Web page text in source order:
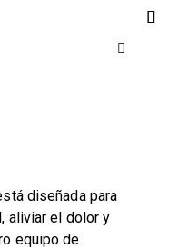
diseñada para
aliviar el dolor y
equipo de